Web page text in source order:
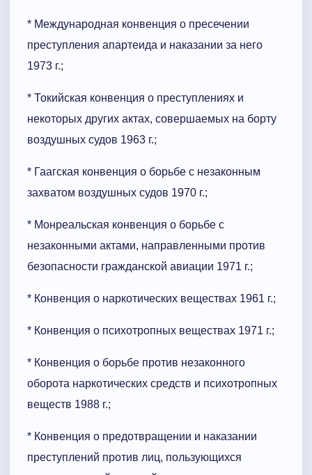
* Международная конвенция о пресечении
преступления апартеида и наказании за него
1973 г.;
* Токийская конвенция о преступлениях и
некоторых других актах, совершаемых на борту
воздушных судов 1963 г.;
* Гаагская конвенция о борьбе с незаконным
захватом воздушных судов 1970 г.;
* Монреальская конвенция о борьбе с
незаконными актами, направленными против
безопасности гражданской авиации 1971 г.;
* Конвенция о наркотических веществах 1961 г.;
* Конвенция о психотропных веществах 1971 г.;
* Конвенция о борьбе против незаконного
оборота наркотических средств и психотропных
веществ 1988 г.;
* Конвенция о предотвращении и наказании
преступлений против лиц, пользующихся